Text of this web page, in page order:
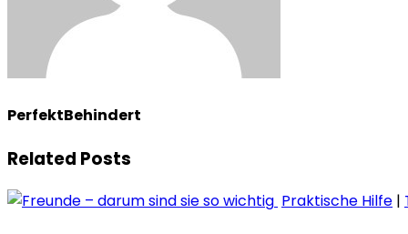
PerfektBehindert
Related Posts
Praktische Hilfe |